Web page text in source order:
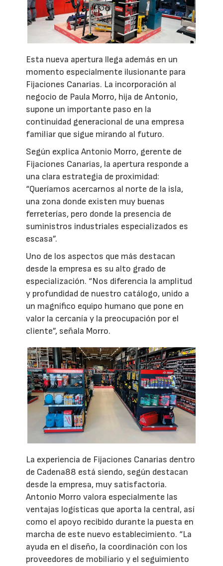
Esta nueva apertura llega además en un
momento especialmente ilusionante para
Fijaciones Canarias. La incorporación al
negocio de Paula Morro, hija de Antonio,
supone un importante paso en la
continuidad generacional de una empresa
familiar que sigue mirando al futuro.
Según explica Antonio Morro, gerente de
Fijaciones Canarias, la apertura responde a
una clara estrategia de proximidad:
“Queríamos acercarnos al norte de la isla,
una zona donde existen muy buenas
ferreterías, pero donde la presencia de
suministros industriales especializados es
escasa”.
Uno de los aspectos que más destacan
desde la empresa es su alto grado de
especialización. “Nos diferencia la amplitud
y profundidad de nuestro catálogo, unido a
un magnífico equipo humano que pone en
valor la cercanía y la preocupación por el
cliente”, señala Morro.
La experiencia de Fijaciones Canarias dentro
de Cadena88 está siendo, según destacan
desde la empresa, muy satisfactoria.
Antonio Morro valora especialmente las
ventajas logísticas que aporta la central, así
como el apoyo recibido durante la puesta en
marcha de este nuevo establecimiento. “La
ayuda en el diseño, la coordinación con los
proveedores de mobiliario y el seguimiento